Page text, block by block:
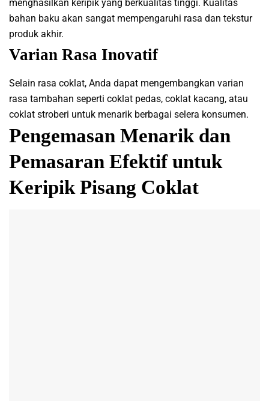
menghasilkan keripik yang berkualitas tinggi. Kualitas
bahan baku akan sangat mempengaruhi rasa dan tekstur
produk akhir.
Varian Rasa Inovatif
Selain rasa coklat, Anda dapat mengembangkan varian
rasa tambahan seperti coklat pedas, coklat kacang, atau
coklat stroberi untuk menarik berbagai selera konsumen.
Pengemasan Menarik dan
Pemasaran Efektif untuk
Keripik Pisang Coklat